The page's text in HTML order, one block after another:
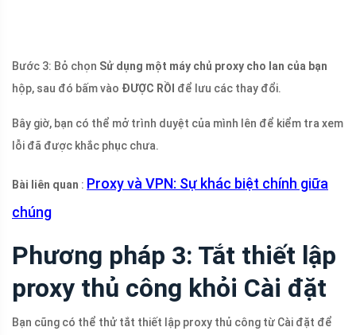
Bước 3: Bỏ chọn Sử dụng một máy chủ proxy cho lan của bạn
hộp, sau đó bấm vào ĐƯỢC RỒI để lưu các thay đổi.
Bây giờ, bạn có thể mở trình duyệt của mình lên để kiểm tra xem
lỗi đã được khắc phục chưa.
Bài liên quan : Proxy và VPN: Sự khác biệt chính giữa
chúng
Phương pháp 3: Tắt thiết lập
proxy thủ công khỏi Cài đặt
Bạn cũng có thể thử tắt thiết lập proxy thủ công từ Cài đặt để